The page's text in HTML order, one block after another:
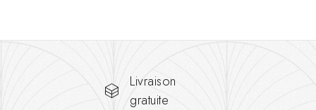
Livraison
gratuite